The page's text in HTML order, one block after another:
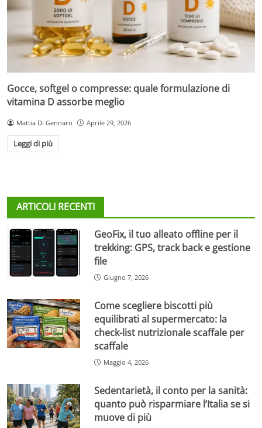
Gocce, softgel o compresse: quale formulazione di
vitamina D assorbe meglio
Mattia Di Gennaro Aprile 29, 2026
Leggi di più
ARTICOLI RECENTI
GeoFix, il tuo alleato offline per il
trekking: GPS, track back e gestione
file
Giugno 7, 2026
Come scegliere biscotti più
equilibrati al supermercato: la
check-list nutrizionale scaffale per
scaffale
Maggio 4, 2026
Sedentarietà, il conto per la sanità:
quanto può risparmiare l’Italia se si
muove di più